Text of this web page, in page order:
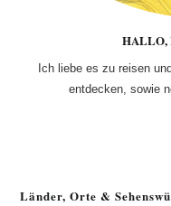
HALLO,
Ich liebe es zu reisen
entdecken, sowie
Länder, Orte &